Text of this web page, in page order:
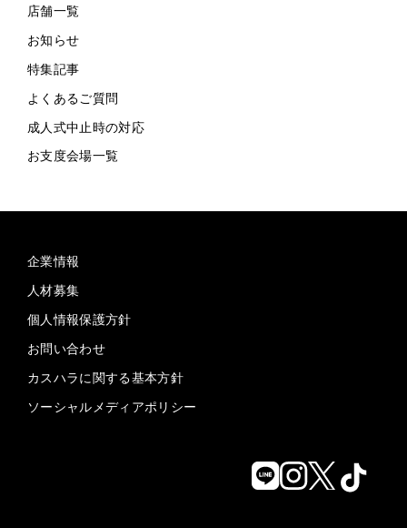
店舗一覧
お知らせ
特集記事
よくあるご質問
成人式中止時の対応
お支度会場一覧
企業情報
人材募集
個人情報保護方針
お問い合わせ
カスハラに関する基本方針
ソーシャルメディアポリシー